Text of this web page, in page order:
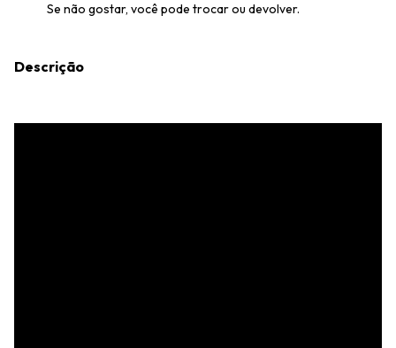
Se não gostar, você pode trocar ou devolver.
Descrição